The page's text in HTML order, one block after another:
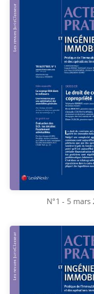
N°1 - 5 mars